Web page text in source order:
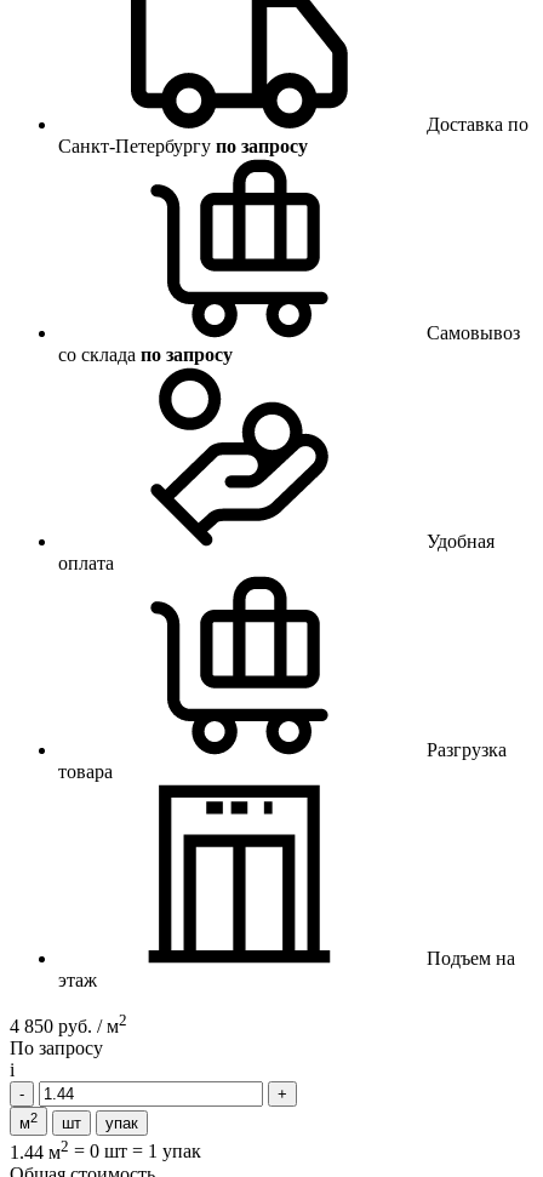
Доставка по
Санкт-Петербургу по запросу
Самовывоз
со склада по запросу
Удобная
оплата
Разгрузка
товара
Подъем на
этаж
4 850 руб. / м2
По запросу
i
м2 шт упак
1.44 м2 = 0 шт = 1 упак